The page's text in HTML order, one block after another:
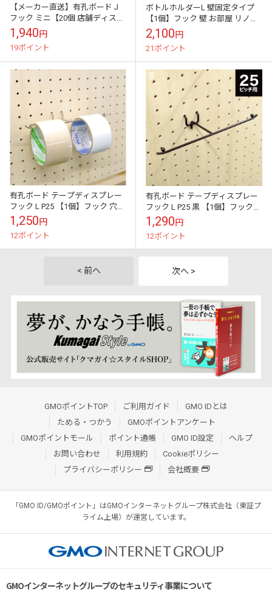
【メーカー直送】有孔ボード J
フック ミニ【20個 店舗ディスプ
レー用まとめ買い徳用】八幡ね
じ YAHATA
1,940円
19ポイント
ボトルホルダーL 壁固定タイプ
【1個】フック 壁 お部屋 リノベ
ーション DIY おうち 時間 空間 店
舗 カフェ 収納 整...
2,100円
21ポイント
有孔ボード テープディスプレー
フック L P25 【1個】フック 穴あ
きボード パンチングボード ペグ
ボード 壁 ガレージ お部屋...
1,250円
12ポイント
有孔ボード テープディスプレー
フック L P25 黒 【1個】フック
穴あきボード パンチングボード
ペグボード 壁 ガレージ お...
1,290円
12ポイント
< 前へ 次へ >
GMOポイントTOP ご利用ガイド
GMO IDとは
ためる・つかう
GMOポイントアンケート
GMOポイントモール
ポイント通帳 GMO ID設定
ヘルプ
お問い合わせ
利用規約
Cookieポリシー
プライバシーポリシー
会社概要
「GMO ID/GMOポイント」はGMOインターネットグループ株式会社（東証プ
ライム上場）が運営しています。
GMOインターネットグループのセキュリティ事業について